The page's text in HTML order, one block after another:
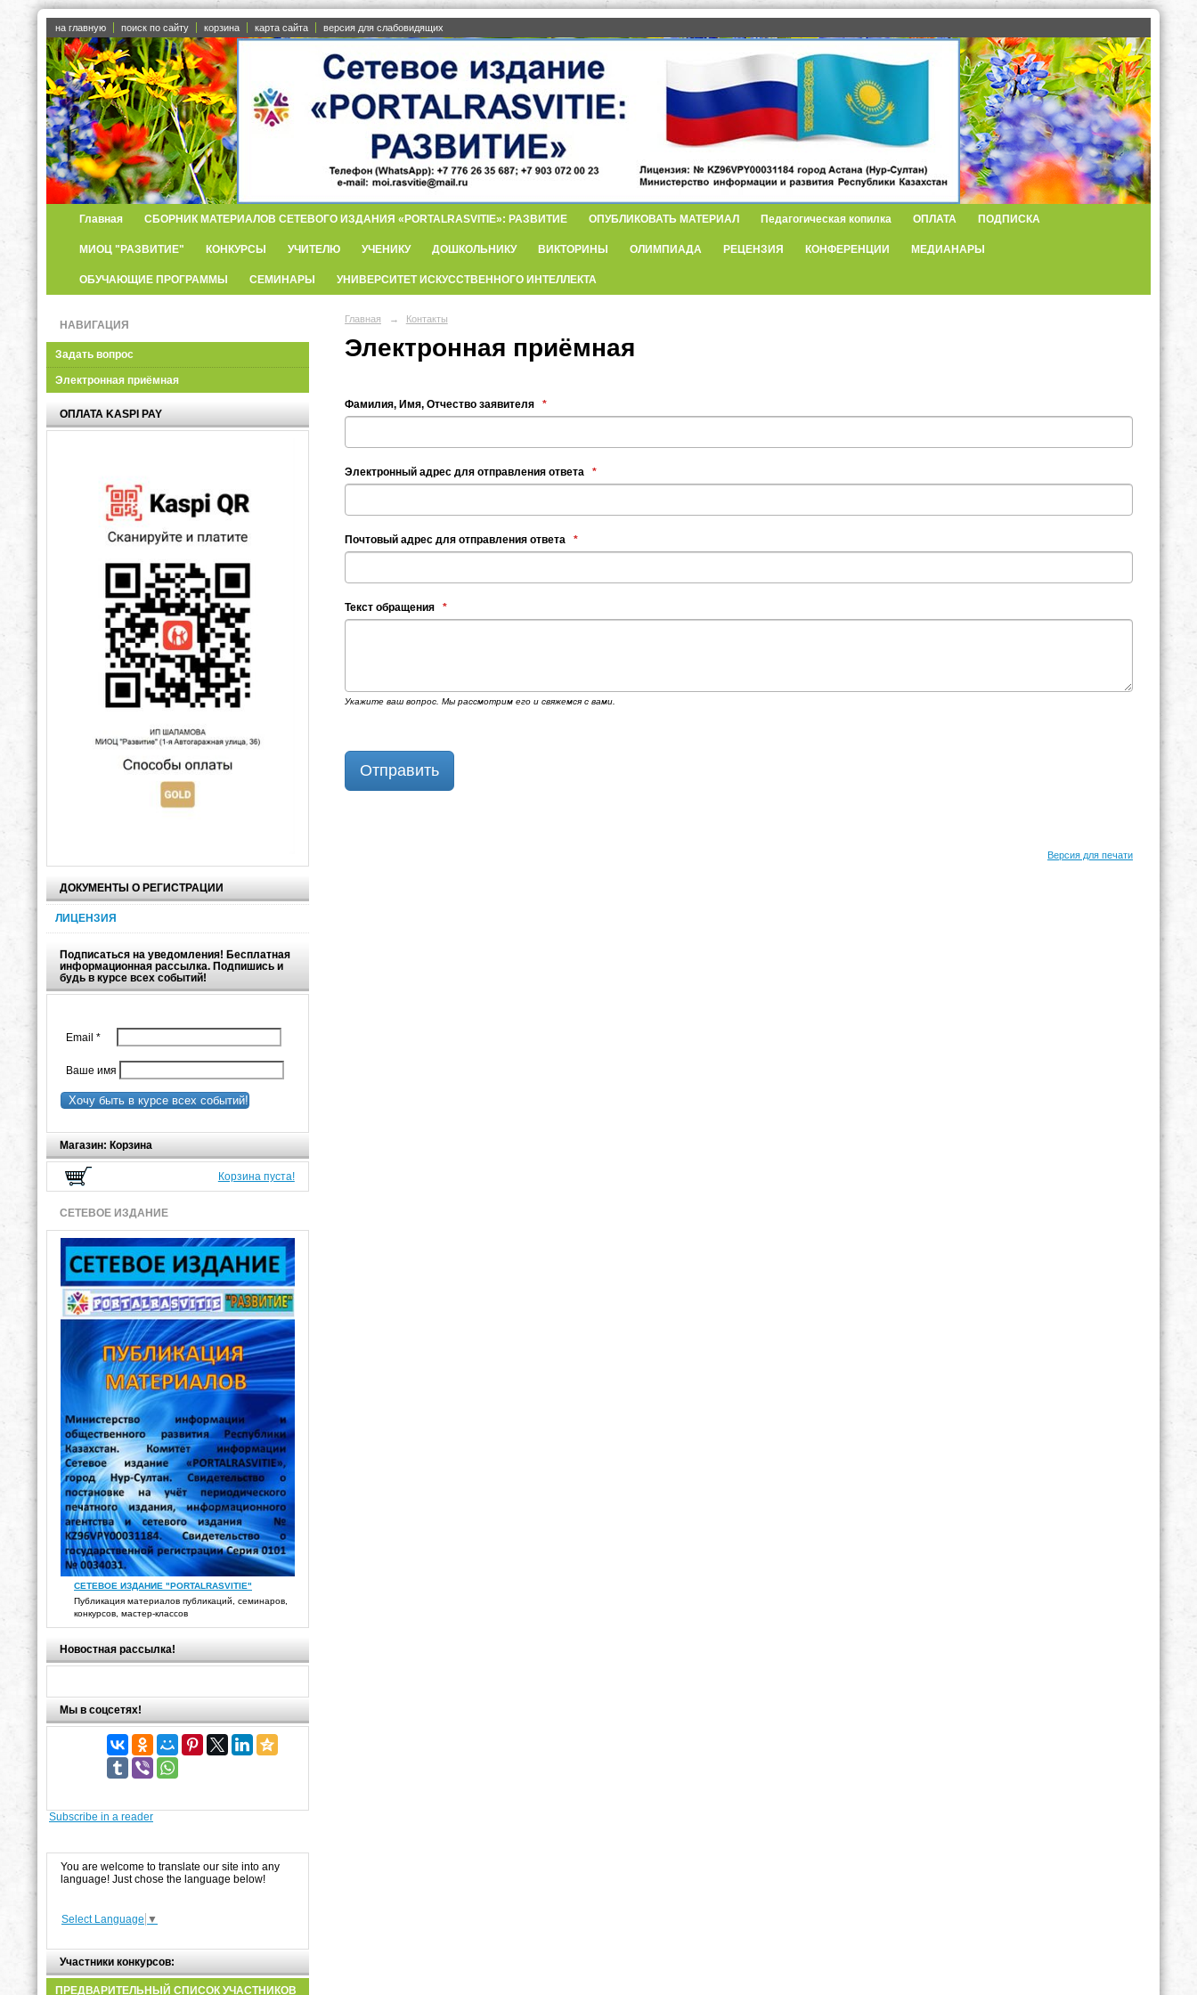
на главную поиск по сайту корзина карта сайта версия для слабовидящих
Главная СБОРНИК МАТЕРИАЛОВ СЕТЕВОГО ИЗДАНИЯ «PORTALRASVITIE»: РАЗВИТИЕ ОПУБЛИКОВАТЬ МАТЕРИАЛ Педагогическая копилка ОПЛАТА ПОДПИСКА
МИОЦ "РАЗВИТИЕ" КОНКУРСЫ УЧИТЕЛЮ УЧЕНИКУ ДОШКОЛЬНИКУ ВИКТОРИНЫ ОЛИМПИАДА РЕЦЕНЗИЯ КОНФЕРЕНЦИИ МЕДИАНАРЫ
ОБУЧАЮЩИЕ ПРОГРАММЫ СЕМИНАРЫ УНИВЕРСИТЕТ ИСКУССТВЕННОГО ИНТЕЛЛЕКТА
НАВИГАЦИЯ
Задать вопрос
Электронная приёмная
ОПЛАТА KASPI PAY
ДОКУМЕНТЫ О РЕГИСТРАЦИИ
ЛИЦЕНЗИЯ
Подписаться на уведомления! Бесплатная
информационная рассылка. Подпишись и
будь в курсе всех событий!
Email *
Ваше имя
Хочу быть в курсе всех событий!
Магазин: Корзина
Корзина пуста!
СЕТЕВОЕ ИЗДАНИЕ
СЕТЕВОЕ ИЗДАНИЕ "PORTALRASVITIE"
Публикация материалов публикаций, семинаров,
конкурсов, мастер-классов
Новостная рассылка!
Мы в соцсетях!
Subscribe in a reader
You are welcome to translate our site into any
language! Just chose the language below!
Select Language ▼
Участники конкурсов:
ПРЕДВАРИТЕЛЬНЫЙ СПИСОК УЧАСТНИКОВ
Главная → Контакты
Электронная приёмная
Фамилия, Имя, Отчество заявителя *
Электронный адрес для отправления ответа *
Почтовый адрес для отправления ответа *
Текст обращения *
Укажите ваш вопрос. Мы рассмотрим его и свяжемся с вами.
Отправить
Версия для печати